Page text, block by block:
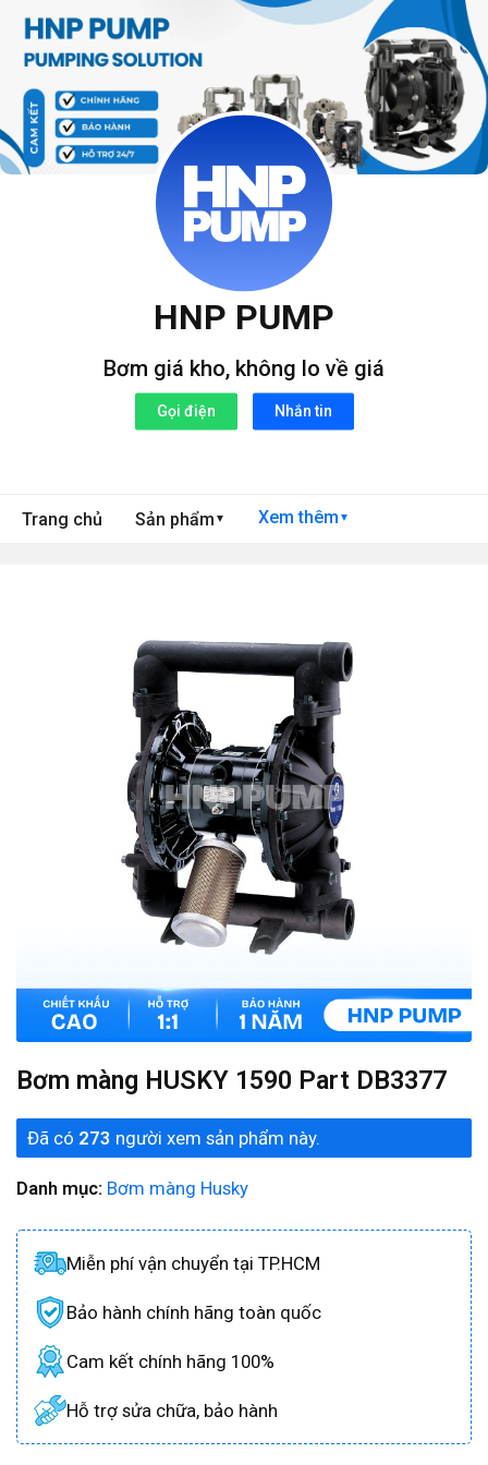
qua
dung
HNP PUMP
Bơm giá kho, không lo về giá
Gọi điện Nhắn tin
Trang chủ Sản phẩm ▼ Xem thêm ▼
Bơm màng HUSKY 1590 Part DB3377
Đã có 273 người xem sản phẩm này.
Danh mục: Bơm màng Husky
Miễn phí vận chuyển tại TP.HCM
Bảo hành chính hãng toàn quốc
Cam kết chính hãng 100%
Hỗ trợ sửa chữa, bảo hành